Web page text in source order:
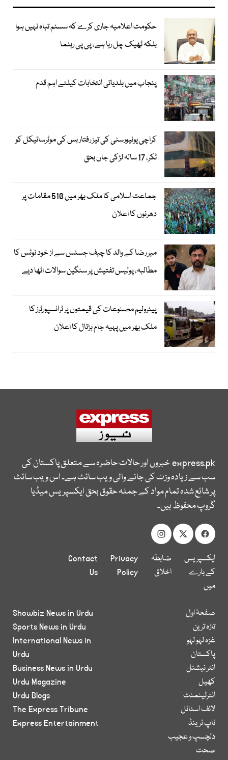
حکومت اعلامیہ جاری کرے کہ سسٹم تباہ نہیں ہوا
بلکہ ٹھیک چل رہا ہے، پی پی رہنما
پنجاب میں بلدیاتی انتخابات کیلئے اہم قدم
کراچی یونیورسٹی کی تیز رفتار بس کی موٹرسائیکل کو
ٹکر، 17 سالہ لڑکی جاں بحق
جماعت اسلامی کا ملک بھر میں 510 مقامات پر
دھرنوں کا اعلان
میر رضا کے والد کا چیف جسٹس سے از خود نوٹس کا
مطالبہ، پولیس تفتیش پر سنگین سوالات اٹھا دیے
پیٹرولیم مصنوعات کی قیمتوں پر ٹرانسپورٹرز کا
ملک بھر میں پہیہ جام ہڑتال کا اعلان
express.pkخبروں اور حالات حاضرہ سے متعلق پاکستان کی
سب سے زیادہ وزٹ کی جانے والی ویب سائٹ ہے۔ اس ویب سائٹ
پر شائع شدہ تمام مواد کے جملہ حقوق بحق ایکسپریس میڈیا
گروپ محفوظ ہیں۔
ایکسپریس
کے بارے
میں
ضابطہ
اخلاق
Privacy
Policy
Contact
Us
صفحۂ اول
تازہ ترین
غزہ لہو لہو
پاکستان
انٹر نیشنل
کھیل
انٹرٹینمنٹ
لائف اسٹائل
ٹاپ ٹرینڈ
دلچسپ و عجیب
صحت
Showbiz News in Urdu
Sports News in Urdu
International News in
Urdu
Business News in Urdu
Urdu Magazine
Urdu Blogs
The Express Tribune
Express Entertainment